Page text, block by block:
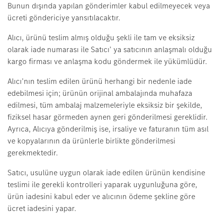
Bunun dışında yapılan gönderimler kabul edilmeyecek veya
ücreti göndericiye yansıtılacaktır.
Alıcı, ürünü teslim almış olduğu şekli ile tam ve eksiksiz
olarak iade numarası ile Satıcı’ ya satıcının anlaşmalı olduğu
kargo firması ve anlaşma kodu göndermek ile yükümlüdür.
Alıcı’nın teslim edilen ürünü herhangi bir nedenle iade
edebilmesi için; ürünün orijinal ambalajında muhafaza
edilmesi, tüm ambalaj malzemeleriyle eksiksiz bir şekilde,
fiziksel hasar görmeden aynen geri gönderilmesi gereklidir.
Ayrıca, Alıcıya gönderilmiş ise, irsaliye ve faturanın tüm asıl
ve kopyalarının da ürünlerle birlikte gönderilmesi
gerekmektedir.
Satıcı, usulüne uygun olarak iade edilen ürünün kendisine
teslimi ile gerekli kontrolleri yaparak uygunluğuna göre,
ürün iadesini kabul eder ve alıcının ödeme şekline göre
ücret iadesini yapar.